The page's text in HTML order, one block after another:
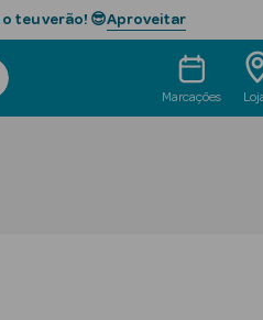
teu verão! 😎Aproveitar
Marcações